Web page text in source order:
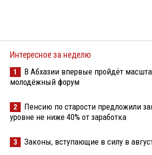
Интересное за неделю
1
В Абхазии впервые пройдёт
молодёжный форум
2
Пенсию по старости предложили
уровне не ниже 40% от заработка
3 Законы, вступающие в силу в